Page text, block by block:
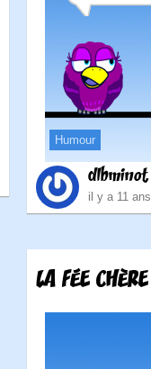
Humour
dlbminot
il y a 11 ans
LA FÉE CHÈRE